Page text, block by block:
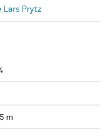
Lars Prytz
m